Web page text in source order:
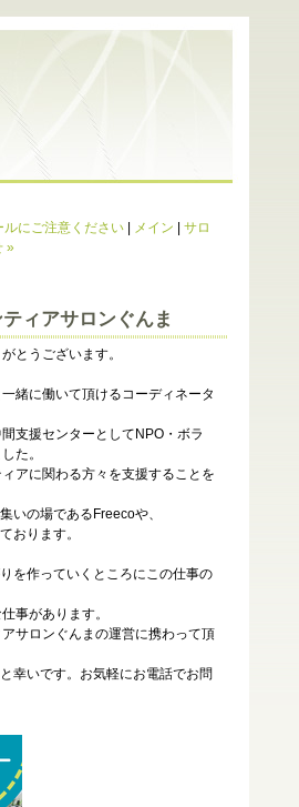
にご注意ください| メイン
サロ
»
ィアサロンぐんま
とうございます。
緒に働いて頂けるコーディネータ
支援センターとしてNPO・ボラ
た。
アに関わる方々を支援することを
いの場であるFreecoや、
おります。
を作っていくところにこの仕事の
事があります。
サロンぐんまの運営に携わって頂
幸いです。お気軽にお電話でお問